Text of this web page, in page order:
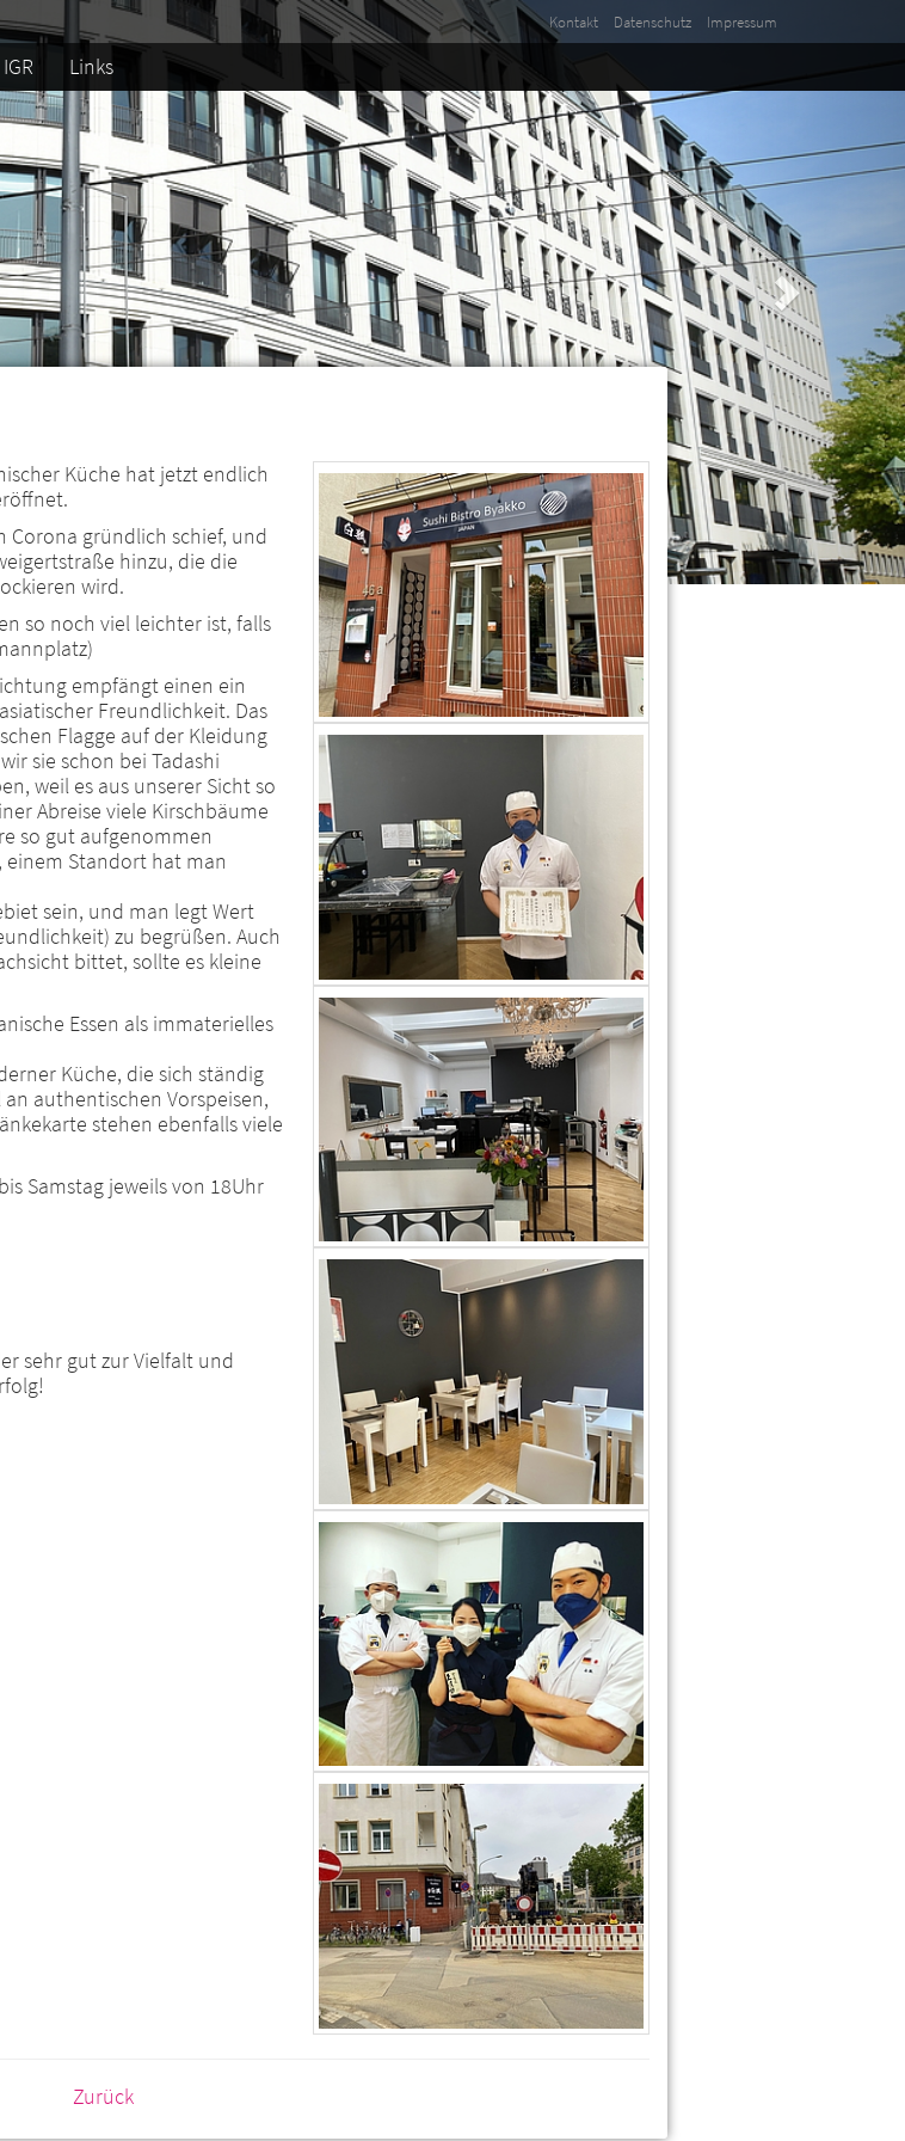
Kontakt Datenschutz Impressum
Links
Küche hat jetzt endlich
Corona gründlich schief, und
hinzu, die die
wird.
so noch viel leichter ist, falls
empfängt einen ein
Freundlichkeit. Das
Flagge auf der Kleidung
sie schon bei Tadashi
weil es aus unserer Sicht so
Abreise viele Kirschbäume
so gut aufgenommen
einem Standort hat man
sein, und man legt Wert
zu begrüßen. Auch
bittet, sollte es kleine
Essen als immaterielles
Küche, die sich ständig
authentischen Vorspeisen,
stehen ebenfalls viele
Samstag jeweils von 18Uhr
sehr gut zur Vielfalt und
Zurück